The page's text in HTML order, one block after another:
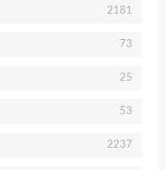
2181
73
25
53
2237